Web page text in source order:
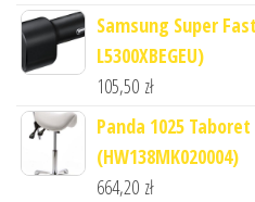
Samsung Super
L5300XBEGEU)
105,50 zł
Panda 1025
(HW138MK020004)
664,20 zł